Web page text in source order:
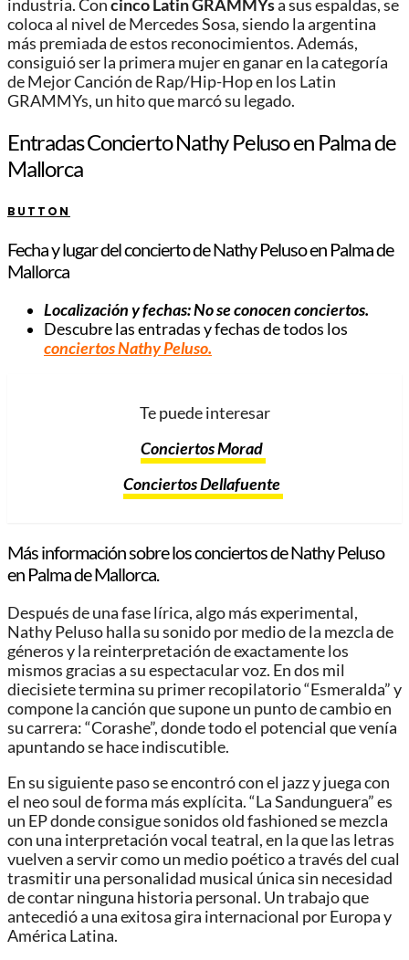
industria. Concinco Latin GRAMMYsa sus espaldas, se
coloca al nivel de Mercedes Sosa, siendo la argentina
más premiada de estos reconocimientos. Además,
consiguió ser la primera mujer en ganar en la categoría
de Mejor Canción de Rap/Hip-Hop en los Latin
GRAMMYs, un hito que marcó su legado.
Entradas Concierto Nathy Peluso en Palma de
Mallorca
BUTTON
Fecha y lugar del concierto de Nathy Peluso en Palma de
Mallorca
Localización y fechas: No se conocen conciertos.
Descubre las entradas y fechas de todos los
conciertos Nathy Peluso.
Te puede interesar
Conciertos Morad
Conciertos Dellafuente
Más información sobre los conciertos de Nathy Peluso
en Palma de Mallorca.
Después de una fase lírica, algo más experimental,
Nathy Peluso halla su sonido por medio de la mezcla de
géneros y la reinterpretación de exactamente los
mismos gracias a su espectacular voz. En dos mil
diecisiete termina su primer recopilatorio “Esmeralda” y
compone la canción que supone un punto de cambio en
su carrera: “Corashe”, donde todo el potencial que venía
apuntando se hace indiscutible.
En su siguiente paso se encontró con el jazz y juega con
el neo soul de forma más explícita. “La Sandunguera” es
un EP donde consigue sonidos old fashioned se mezcla
con una interpretación vocal teatral, en la que las letras
vuelven a servir como un medio poético a través del cual
trasmitir una personalidad musical única sin necesidad
de contar ninguna historia personal. Un trabajo que
antecedió a una exitosa gira internacional por Europa y
América Latina.